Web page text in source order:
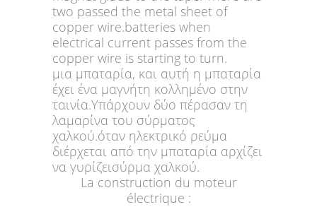
two passed the metal sheet of
copper wire.batteries when
electrical current passes from the
copper wire is starting to turn.
μια μπαταρία, και αυτή η μπαταρία
έχει ένα μαγνήτη κολλημένο στην
ταινία.Υπάρχουν δύο πέρασαν τη
λαμαρίνα του σύρματος
χαλκού.όταν ηλεκτρικό ρεύμα
διέρχεται από την μπαταρία αρχίζει
να γυρίζεισύρμα χαλκού.
La construction du moteur
électrique :